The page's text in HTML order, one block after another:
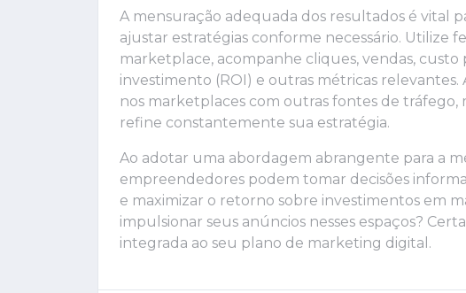
A mensuração adequada dos resultados é vital
ajustar estratégias conforme necessário. Utilize
marketplace, acompanhe cliques, vendas, custo
investimento (ROI) e outras métricas
nos marketplaces com outras fontes de
refine constantemente sua estratégia.
Ao adotar uma abordagem abrangente para a
empreendedores podem tomar decisões
e maximizar o retorno sobre investimentos em
impulsionar seus anúncios nesses espaços?
integrada ao seu plano de marketing digital.